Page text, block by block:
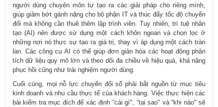
người dùng chuyên môn tự tạo ra các giải pháp cho riêng mình,
giúp giảm bớt gánh nặng cho bộ phận IT và thúc đẩy tốc độ chuyển
đổi mà không cần thuê thêm lập trình viên. Tuy nhiên, trí tuệ nhân
tạo (AI) nên được sử dụng một cách khôn ngoan và chọn lọc ở
những nơi nó thực sự tạo ra giá trị, thay vì áp dụng một cách tràn
lan. Các công cụ AI có thể giúp đơn giản hóa các hoạt động phân
tích dữ liệu quy mô lớn và theo dõi đa chiều về hiệu quả, khả năng
phục hồi cũng như trải nghiệm người dùng.
Cuối cùng, mọi nỗ lực chuyển đổi số phải bắt nguồn từ mục tiêu
kinh doanh và nhu cầu thực tế của khách hàng. Việc thực hiện các
bài kiểm tra mục đích để xác định “cái gì", “tại sao" và “khi nào" sẽ